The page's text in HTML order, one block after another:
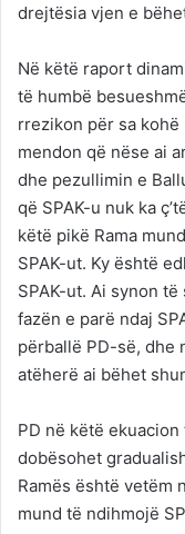
drejtësia vjen e
Në këtë raport
të humbë
rrezikon për sa
mendon që nëse ai
dhe pezullimin e
që SPAK-u nuk ka
këtë pikë Rama
SPAK-ut. Ky është
SPAK-ut. Ai synon
fazën e parë ndaj
përballë PD-së, dhe
atëherë ai bëhet
PD në këtë
dobësohet
Ramës është vetëm
mund të ndihmojë